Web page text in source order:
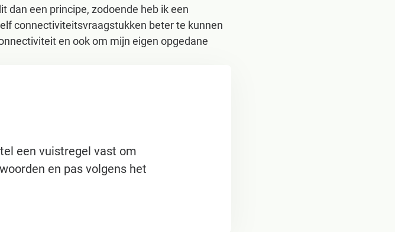
dan een principe, zodoende heb ik een
connectiviteitsvraagstukken beter te kunnen
en ook om mijn eigen opgedane
een vuistregel vast om
en pas volgens het